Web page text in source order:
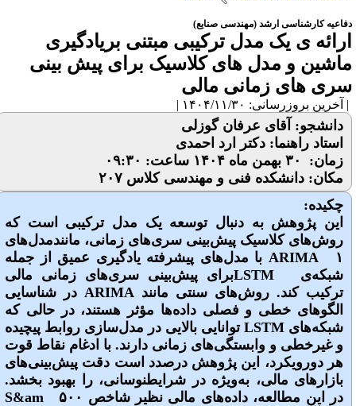
کارشناسی ارشد (مهندسی صنایع)
ی یک مدل ترکیبی مبتنی بریادگیری
و مدل های کلاسیک برای پیش بینی
های زمانی مالی
بروزرسانی: ۱۴۰۴/۱۱/۳۰ |
دانشجو: آقای عرفان گوزلی
استاد راهنما: دکتر ارد احمدی
زمان: ۳۰ بهمن ماه ۱۴۰۴ ساعت: ۰۹:۳۰
مکان: دانشکده فنی و مهندسی کلاس ۲۰۷
چکیده:
این پژوهش به دنبال توسعه یک مدل ترکیبی است که
روش‌های کلاسیک پیش‌بینی سری‌های زمانی، مانندمدل‌های
ARIMA ۱ با مدل‌های پیشرفته یادگیری عمیق از جمله
شبکه‌ی LSTMبرای پیش‌بینی سری‌های زمانی مالی
ترکیب ‌کند. روش‌های سنتی مانند ARIMA در شناسایی
الگوهای خطی و فصلی داده‌ها مؤثر هستند، در حالی که
شبکه‌های LSTM توانایی بالایی در مدل‌سازی روابط پیچیده
و غیرخطی و وابستگی‌های زمانی دارند. با ادغام نقاط قوت
هر دورویکرد، این پژوهش درصدد است دقت پیش‌بینی‌های
بازارهای مالی، به‌ویژه در شرایطنوسانی، را بهبود بخشد.
در این مطالعه، داده‌های مالی نظیر شاخص S&am ۵۰۰